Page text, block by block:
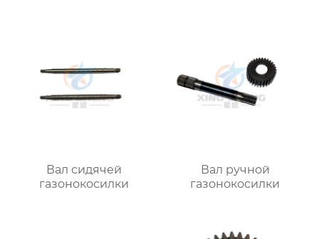
Вал сидячей
газонокосилки
Вал ручной
газонокосилки